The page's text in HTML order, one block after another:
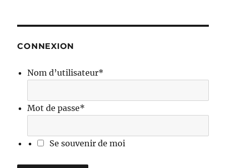
CONNEXION
Nom d’utilisateur*
Mot de passe*
Se souvenir de moi